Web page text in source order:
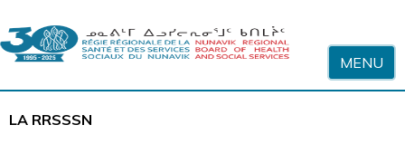
MENU
LA RRSSSN